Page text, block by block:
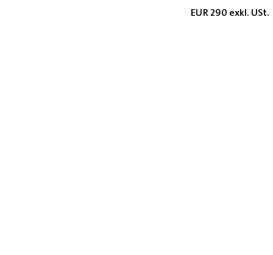
EUR 290 exkl. USt.